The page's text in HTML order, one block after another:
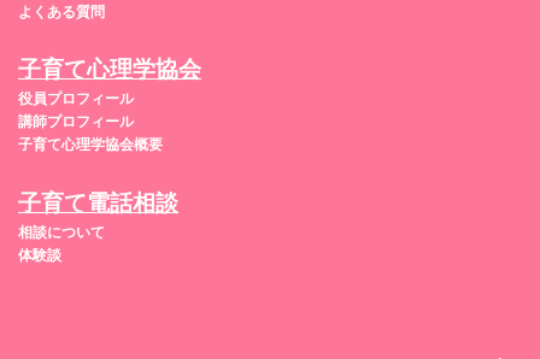
よくある質問
子育て心理学協会
役員プロフィール
講師プロフィール
子育て心理学協会概要
子育て電話相談
相談について
体験談